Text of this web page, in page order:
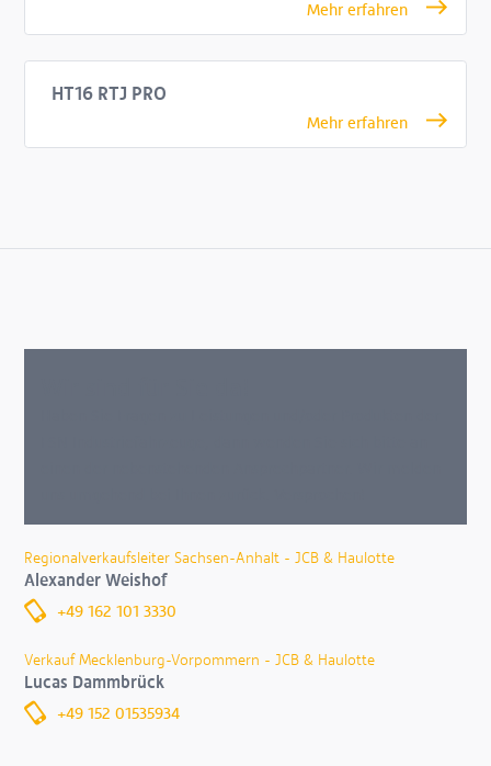
HT16 RTJ PRO
Regionalverkaufsleiter Sachsen-Anhalt - JCB & Haulotte
Alexander Weishof
+49 162 101 3330
Verkauf Mecklenburg-Vorpommern - JCB & Haulotte
Lucas Dammbrück
+49 152 01535934